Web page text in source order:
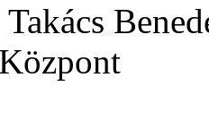
Takács